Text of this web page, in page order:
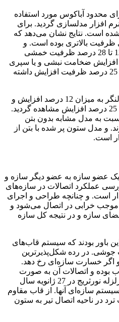
محدود آباکوس مورد استفاده
افزار مدلسازی گردید. برای
شده است. نتایج نشان می‌دهد که
بالاتری بوده است. و
نسبت به سخت کننده نبشی از 12 تا 28 درصد ظرفیت خمشی
افزایش ضخامت نبشی و یا سپری
اتصال تیر به ستون تا حدود 12 تا 25 درصد ظرفیت افزایش داشته
در ضخامت 18 میلیمتر ظرفیت لنگر به میزان 12 درصد افزایش و
در ضخامت 20 میلیمتر به میزان 25 درصد افزایش مشاهده گردید.
به مدل مشابه بدون بتن
دارند. و مدل ستون پر شده با بتن از
است.
یک عضو سازه به عضو دیگر سازه و
عملکرد اتصالات در سازه‌های
است. و چنانچه طراحی و اجرای
موجب خرابی در اتصال می‌شود و
سازه و در نتیجه کل سازه
بر این باور بودند که سیستم قاب‌های
جوشی. در رده شکل‌پذیرترین
اگر خسارت سازه‌ای رخ دهد.
بوده و اتصالات آن به صورت
الاستیک باقی می‌مانند. با وقوع زلزله نورثریج در 27 ژانویه سال
سیستم سازه‌ای آنها. از قاب مقاوم
در ناحیه اتصال تیر به ستون